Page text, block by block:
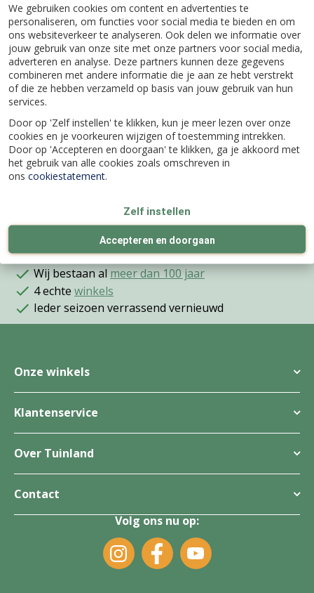
We gebruiken cookies om content en advertenties te
personaliseren, om functies voor social media te bieden en om
ons websiteverkeer te analyseren. Ook delen we informatie over
jouw gebruik van onze site met onze partners voor social media,
adverteren en analyse. Deze partners kunnen deze gegevens
combineren met andere informatie die je aan ze hebt verstrekt
of die ze hebben verzameld op basis van jouw gebruik van hun
services.
Door op 'Zelf instellen' te klikken, kun je meer lezen over onze
cookies en je voorkeuren wijzigen of toestemming intrekken.
Door op 'Accepteren en doorgaan' te klikken, ga je akkoord met
het gebruik van alle cookies zoals omschreven in
ons cookiestatement.
Zelf instellen
Accepteren en doorgaan
Specificaties
EAN code 8711355173128
Hoogte (cm) 23
Wij bestaan almeer dan 100 jaar
4 echte winkels
Ieder seizoen verrassend vernieuwd
Onze winkels
Klantenservice
Over Tuinland
Contact
Volg ons nu op: